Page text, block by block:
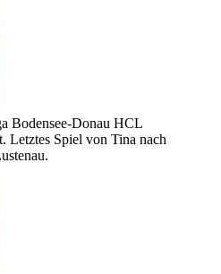
Bodensee-Donau HCL
Letztes Spiel von Tina nach